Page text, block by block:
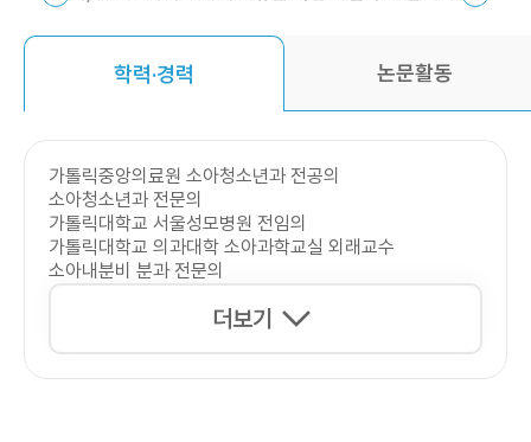
학력·경력 논문활동
가톨릭중앙의료원 소아청소년과 전공의
소아청소년과 전문의
가톨릭대학교 서울성모병원 전임의
가톨릭대학교 의과대학 소아과학교실 외래교수
소아내분비 분과 전문의
더보기